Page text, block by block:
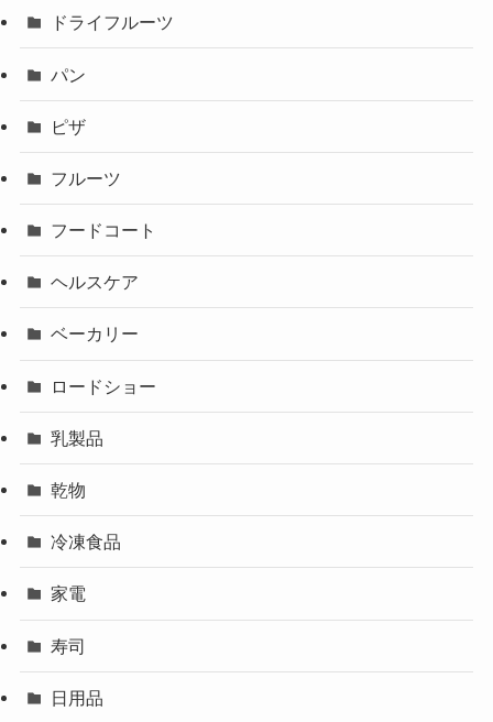
ドライフルーツ
パン
ピザ
フルーツ
フードコート
ヘルスケア
ベーカリー
ロードショー
乳製品
乾物
冷凍食品
家電
寿司
日用品